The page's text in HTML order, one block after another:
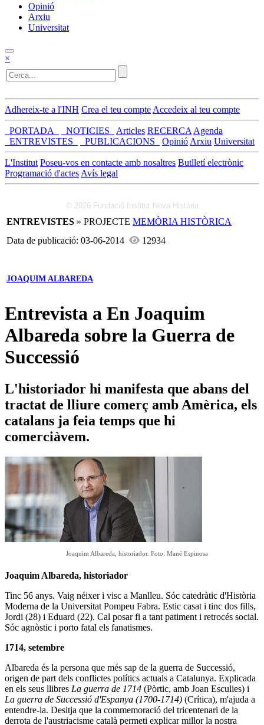
Opinió
Arxiu
Universitat
×
Adhereix-te a l'INH Crea el teu compte Accedeix al teu compte
_PORTADA_ _NOTICIES_ Articles RECERCA Agenda
_ENTREVISTES_
_PUBLICACIONS_ Opinió Arxiu Universitat
L'Institut Poseu-vos en contacte amb nosaltres Butlletí electrònic
Programació d'actes Avís legal
© 2026 Fundació Institut Nova Història
ENTREVISTES » PROJECTE MEMÒRIA HISTÒRICA
Data de publicació: 03-06-2014
12934
JOAQUIM ALBAREDA
Entrevista a En Joaquim
Albareda sobre la Guerra de
Successió
L'historiador hi manifesta que abans del
tractat de lliure comerç amb Amèrica, els
catalans ja feia temps que hi
comerciàvem.
Joaquim Albareda, historiador. Foto: Mané Espinosa
Joaquim Albareda, historiador
Tinc 56 anys. Vaig néixer i visc a Manlleu. Sóc catedràtic d'Història
Moderna de la Universitat Pompeu Fabra. Estic casat i tinc dos fills,
Jordi (28) i Eduard (22). Cal posar fi a tant patiment i retrocés social.
Sóc agnòstic i porto fatal els fanatismes.
1714, setembre
Albareda és la persona que més sap de la guerra de Successió,
origen de part dels conflictes polítics actuals a Catalunya. Explicada
en els seus llibres La guerra de 1714 (Pòrtic, amb Joan Esculies) i
La guerra de Successió d'Espanya (1700-1714) (Crítica), m'ajuda a
entendre-la. Desitja que la commemoració del tricentenari de la
derrota de l'austriacisme català permeti explicar millor la nostra